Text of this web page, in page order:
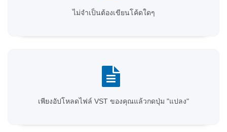
ไม่จำเป็นต้องเขียนโค้ดใดๆ
เพียงอัปโหลดไฟล์ VST ของคุณแล้วกดปุ่ม "แปลง"